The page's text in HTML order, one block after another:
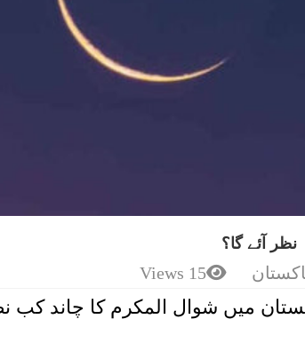
آئے گا؟
15 Views
میں شوال المکرم کا چاند کب